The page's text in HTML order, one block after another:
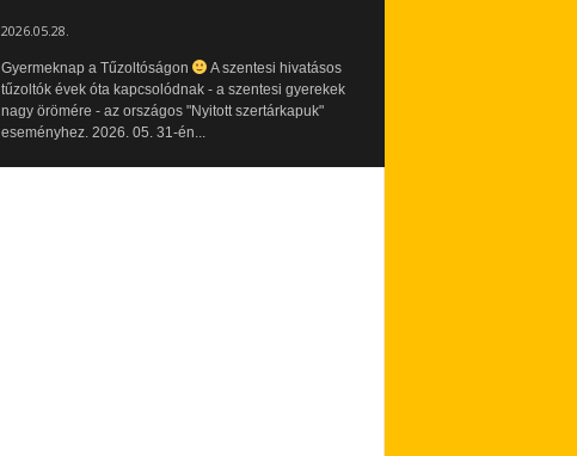
2026.05.28.
Gyermeknap a Tűzoltóságon
A szentesi hivatásos
tűzoltók évek óta kapcsolódnak - a szentesi gyerekek
nagy örömére - az országos "Nyitott szertárkapuk"
eseményhez. 2026. 05. 31-én...